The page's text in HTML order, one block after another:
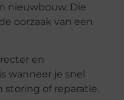
nieuwbouw. Die
oorzaak van een
en
wanneer je snel
of reparatie.